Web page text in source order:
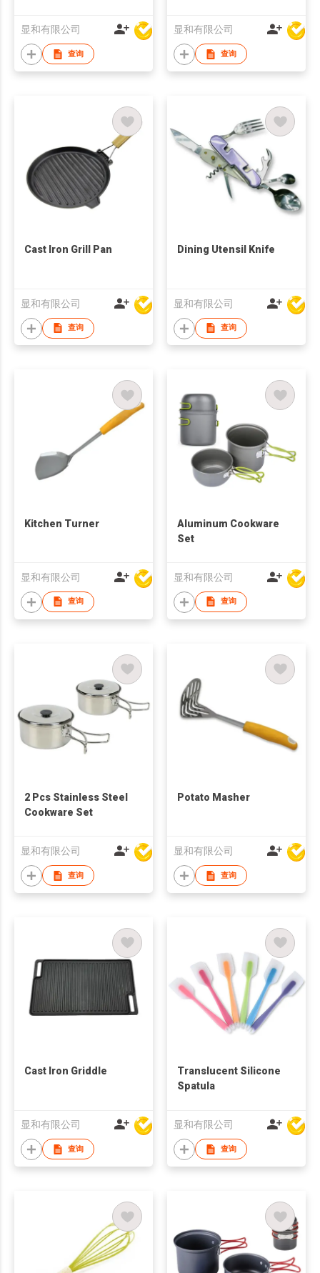
显和有限公司
查询
显和有限公司
查询
Cast Iron Grill Pan
显和有限公司
查询
Dining Utensil Knife
显和有限公司
查询
Kitchen Turner
显和有限公司
查询
Aluminum Cookware
Set
显和有限公司
查询
2 Pcs Stainless Steel
Cookware Set
显和有限公司
查询
Potato Masher
显和有限公司
查询
Cast Iron Griddle
显和有限公司
查询
Translucent Silicone
Spatula
显和有限公司
查询